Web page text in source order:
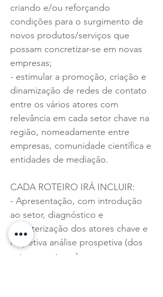
criando e/ou reforçando
condições para o surgimento de
novos produtos/serviços que
possam concretizar-se em novas
empresas;
- estimular a promoção, criação e
dinamização de redes de contato
entre os vários atores com
relevância em cada setor chave na
região, nomeadamente entre
empresas, comunidade científica e
entidades de mediação.
CADA ROTEIRO IRÁ INCLUIR:
- Apresentação, com introdução
ao setor, diagnóstico e
caracterização dos atores chave e
respetiva análise prospetiva (dos
setores e atores);